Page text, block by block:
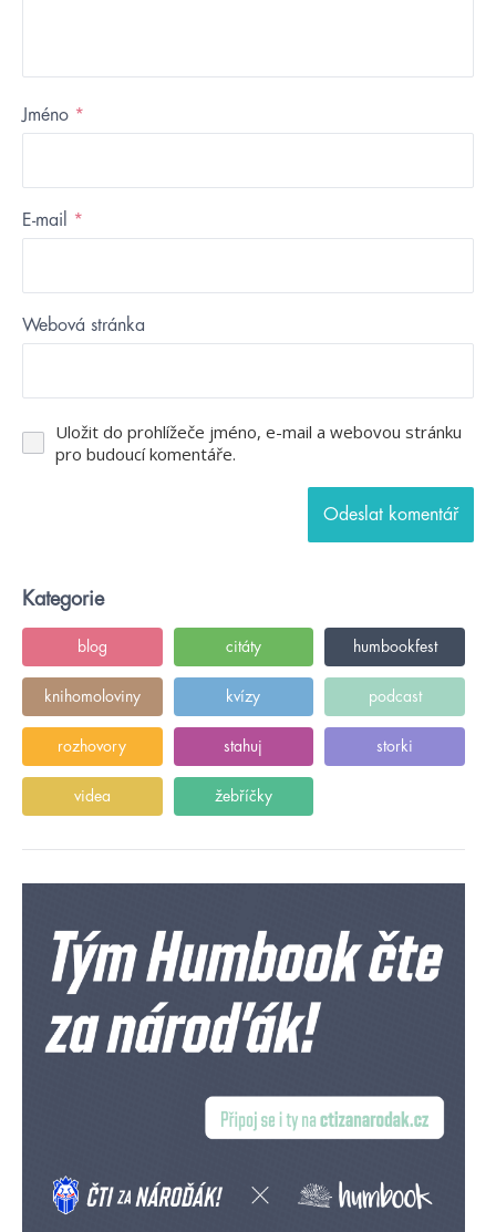
Jméno *
E-mail *
Webová stránka
Uložit do prohlížeče jméno, e-mail a webovou stránku
pro budoucí komentáře.
Kategorie
blog citáty humbookfest
knihomoloviny kvízy podcast
rozhovory stahuj storki
videa žebříčky